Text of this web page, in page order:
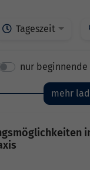
Tageszeit
nur beginnende
mehr